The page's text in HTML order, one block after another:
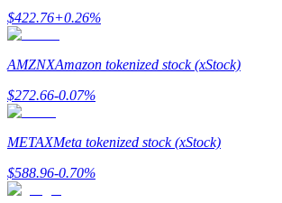
Exclusive for BitMart Users
$422.76+0.26%
AMZNXAmazon tokenized stock (xStock)
$272.66-0.07%
METAXMeta tokenized stock (xStock)
$588.96-0.70%